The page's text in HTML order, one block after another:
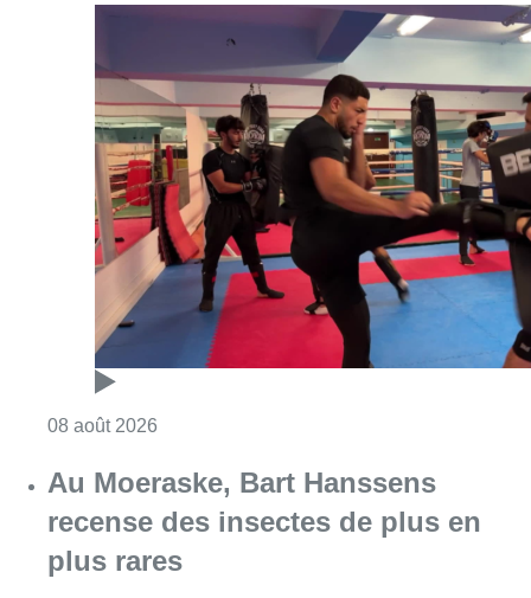
08 août 2026
Au Moeraske, Bart Hanssens
recense des insectes de plus en
plus rares